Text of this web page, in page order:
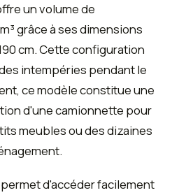
un volume de
grâce à ses dimensions
cm. Cette configuration
intempéries pendant le
ce modèle constitue une
d'une camionnette pour
meubles ou des dizaines
d'accéder facilement